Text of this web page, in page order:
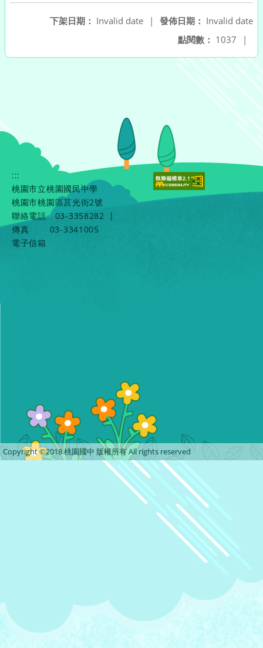
發佈日期： Invalid date
下架日期： Invalid date
|
點閱數： 1037 |
:::
桃園市立桃園國民中學
桃園市桃園區莒光街2號
聯絡電話
03-3358282
|
傳真
03-3341005
電子信箱
Copyright ©2018 桃園國中 版權所有 All rights reserved